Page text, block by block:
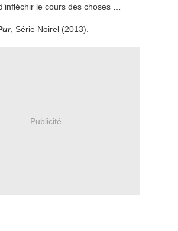
le cours des choses …
, Série Noirel (2013).
Publicité